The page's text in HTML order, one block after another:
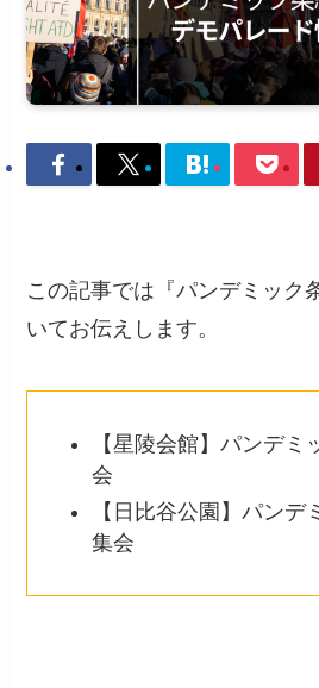
この記事では『パンデミック
いてお伝えします。
【星陵会館】パンデミ
会
【日比谷公園】パンデ
集会